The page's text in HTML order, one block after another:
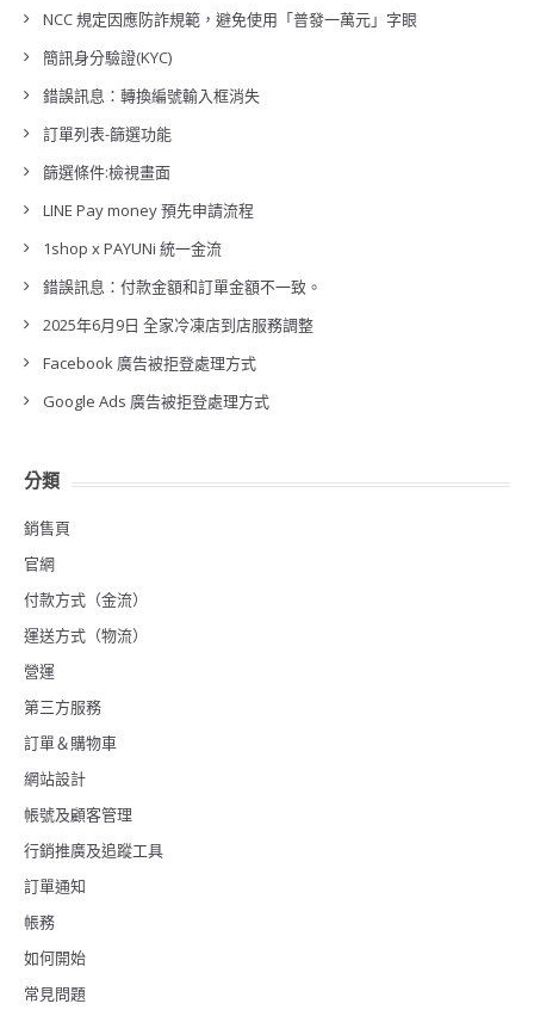
NCC 規定因應防詐規範，避免使用「普發一萬元」字眼
簡訊身分驗證(KYC)
錯誤訊息：轉換編號輸入框消失
訂單列表-篩選功能
篩選條件:檢視畫面
LINE Pay money 預先申請流程
1shop x PAYUNi 統一金流
錯誤訊息：付款金額和訂單金額不一致。
2025年6月9日 全家冷凍店到店服務調整
Facebook 廣告被拒登處理方式
Google Ads 廣告被拒登處理方式
分類
銷售頁
官網
付款方式（金流）
運送方式（物流）
營運
第三方服務
訂單＆購物車
網站設計
帳號及顧客管理
行銷推廣及追蹤工具
訂單通知
帳務
如何開始
常見問題